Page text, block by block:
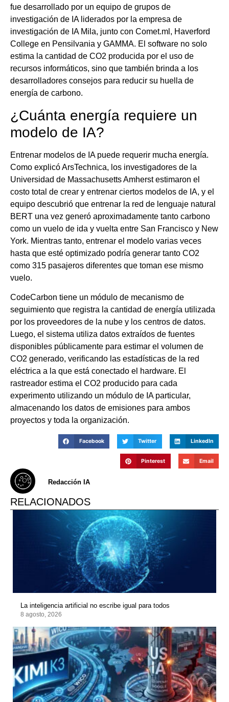
fue desarrollado por un equipo de grupos de
investigación de IA liderados por la empresa de
investigación de IA Mila, junto con Comet.ml, Haverford
College en Pensilvania y GAMMA. El software no solo
estima la cantidad de CO2 producida por el uso de
recursos informáticos, sino que también brinda a los
desarrolladores consejos para reducir su huella de
energía de carbono.
¿Cuánta energía requiere un
modelo de IA?
Entrenar modelos de IA puede requerir mucha energía.
Como explicó ArsTechnica, los investigadores de la
Universidad de Massachusetts Amherst estimaron el
costo total de crear y entrenar ciertos modelos de IA, y el
equipo descubrió que entrenar la red de lenguaje natural
BERT una vez generó aproximadamente tanto carbono
como un vuelo de ida y vuelta entre San Francisco y New
York. Mientras tanto, entrenar el modelo varias veces
hasta que esté optimizado podría generar tanto CO2
como 315 pasajeros diferentes que toman ese mismo
vuelo.
CodeCarbon tiene un módulo de mecanismo de
seguimiento que registra la cantidad de energía utilizada
por los proveedores de la nube y los centros de datos.
Luego, el sistema utiliza datos extraídos de fuentes
disponibles públicamente para estimar el volumen de
CO2 generado, verificando las estadísticas de la red
eléctrica a la que está conectado el hardware. El
rastreador estima el CO2 producido para cada
experimento utilizando un módulo de IA particular,
almacenando los datos de emisiones para ambos
proyectos y toda la organización.
Facebook Twitter LinkedIn
Pinterest Email
Redacción IA
RELACIONADOS
La inteligencia artificial no escribe igual para todos
8 agosto, 2026